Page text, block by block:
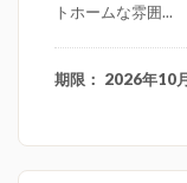
トホームな雰囲...
期限： 2026年10